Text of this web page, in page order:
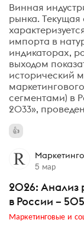
Винная
рынка. Текущая
импорта в
индикаторах,
выходом
исторический
сегментами) в
2033»,
5 мар
2026: Анализ
в России –
Маркетинговые и